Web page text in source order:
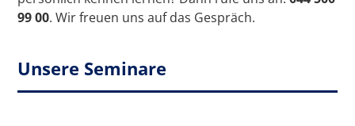
99 00. Wir freuen uns auf das Gespräch.
Unsere Seminare